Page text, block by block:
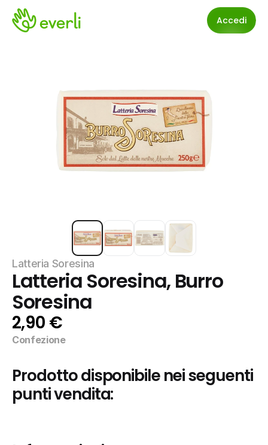
Accedi
Latteria Soresina
Latteria Soresina, Burro
Soresina
2,90 €
Confezione
Prodotto disponibile nei seguenti
punti vendita: